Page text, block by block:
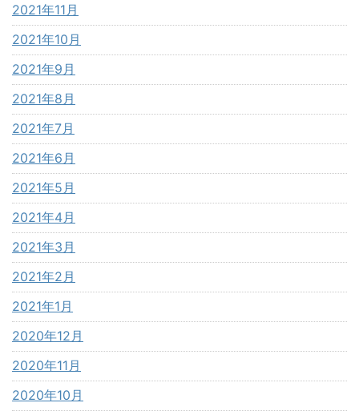
2021年11月
2021年10月
2021年9月
2021年8月
2021年7月
2021年6月
2021年5月
2021年4月
2021年3月
2021年2月
2021年1月
2020年12月
2020年11月
2020年10月